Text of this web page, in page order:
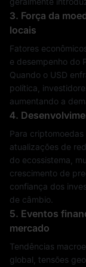
3. Força da
locais
Fatores
e desempenho do
Quando o USD
política,
aumentando a
4.
Para criptomoedas
atualizações de
do ecossistema,
crescimento de
confiança dos
de câmbio.
5. Eventos
mercado
Tendências
global, tensões